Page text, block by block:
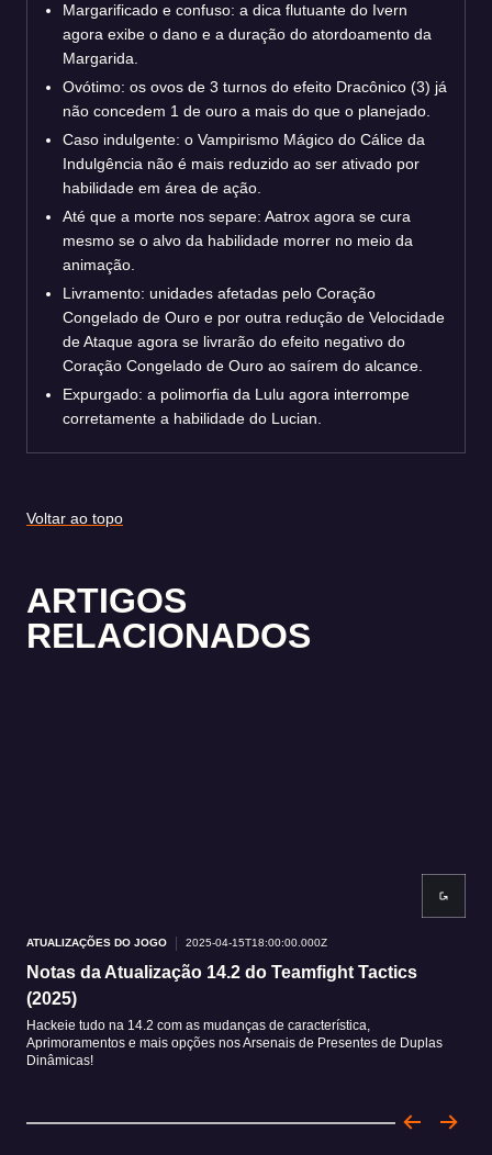
Margarificado e confuso: a dica flutuante do Ivern
agora exibe o dano e a duração do atordoamento da
Margarida.
Ovótimo: os ovos de 3 turnos do efeito Dracônico (3) já
não concedem 1 de ouro a mais do que o planejado.
Caso indulgente: o Vampirismo Mágico do Cálice da
Indulgência não é mais reduzido ao ser ativado por
habilidade em área de ação.
Até que a morte nos separe: Aatrox agora se cura
mesmo se o alvo da habilidade morrer no meio da
animação.
Livramento: unidades afetadas pelo Coração
Congelado de Ouro e por outra redução de Velocidade
de Ataque agora se livrarão do efeito negativo do
Coração Congelado de Ouro ao saírem do alcance.
Expurgado: a polimorfia da Lulu agora interrompe
corretamente a habilidade do Lucian.
Voltar ao topo
ARTIGOS
RELACIONADOS
ATUALIZAÇÕES DO JOGO 2025-04-15T18:00:00.000Z
Notas da Atualização 14.2 do Teamfight Tactics
(2025)
Hackeie tudo na 14.2 com as mudanças de característica,
Aprimoramentos e mais opções nos Arsenais de Presentes de Duplas
Dinâmicas!